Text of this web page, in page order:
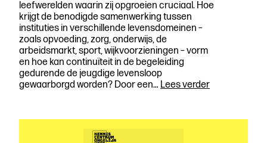
leefwerelden waarin zij opgroeien cruciaal. Hoe
krijgt de benodigde samenwerking tussen
instituties in verschillende levensdomeinen –
zoals opvoeding, zorg, onderwijs, de
arbeidsmarkt, sport, wijkvoorzieningen – vorm
en hoe kan continuïteit in de begeleiding
gedurende de jeugdige levensloop
gewaarborgd worden? Door een… Lees verder
Opvoeding